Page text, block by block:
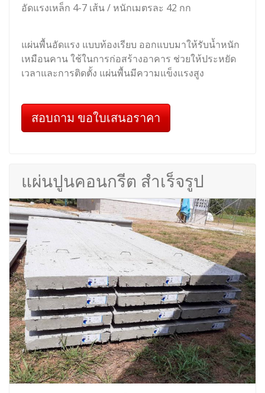
อัดแรงเหล็ก 4-7 เส้น / หนักเมตรละ 42 กก
แผ่นพื้นอัดแรง แบบท้องเรียบ ออกแบบมาให้รับน้ำหนัก
เหมือนคาน ใช้ในการก่อสร้างอาคาร ช่วยให้ประหยัด
เวลาและการติดตั้ง แผ่นพื้นมีความแข็งแรงสูง
สอบถาม ขอใบเสนอราคา
แผ่นปูนคอนกรีต สำเร็จรูป